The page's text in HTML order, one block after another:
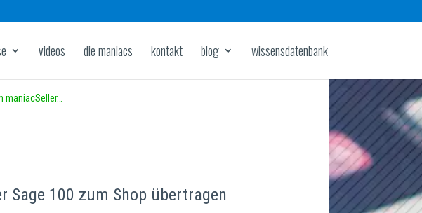
videos die maniacs kontakt blog wissensdatenbank
Sage 100 zum Shop übertragen